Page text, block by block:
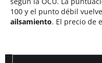
100 y el punto débil
ailsamiento. El precio de